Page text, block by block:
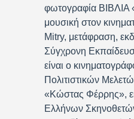
φωτογραφία ΒΙΒΛΙΑ
μουσική στον
Mitry, μετάφραση,
Σύγχρονη
είναι ο
Πολιτιστικών
«Κώστας Φέρρης»,
Ελλήνων